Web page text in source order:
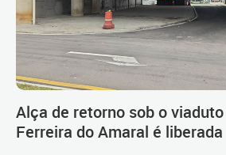
Alça de retorno sob o
Ferreira do Amaral é liberada